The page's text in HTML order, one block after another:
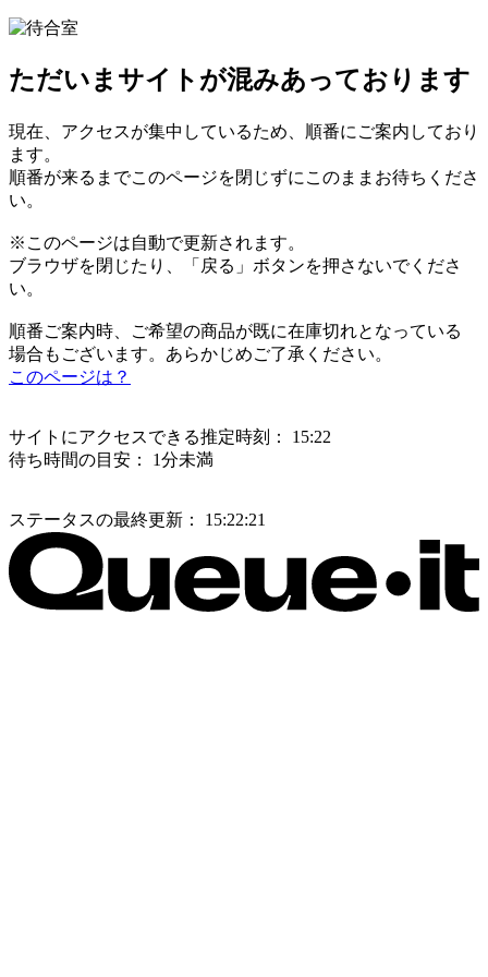
ただいまサイトが混みあっております
現在、アクセスが集中しているため、順番にご案内しており
ます。
順番が来るまでこのページを閉じずにこのままお待ちくださ
い。
※このページは自動で更新されます。
ブラウザを閉じたり、「戻る」ボタンを押さないでくださ
い。
順番ご案内時、ご希望の商品が既に在庫切れとなっている
場合もございます。あらかじめご了承ください。
このページは？
サイトにアクセスできる推定時刻：
15:22
待ち時間の目安：
1分未満
ステータスの最終更新： 15:22:21